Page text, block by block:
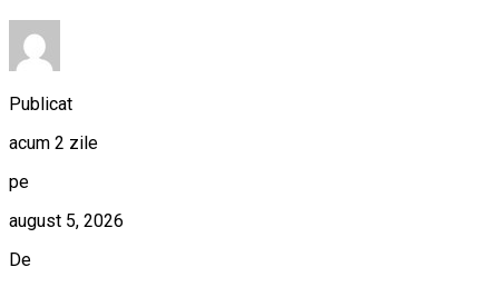
Publicat
acum 2 zile
pe
august 5, 2026
De